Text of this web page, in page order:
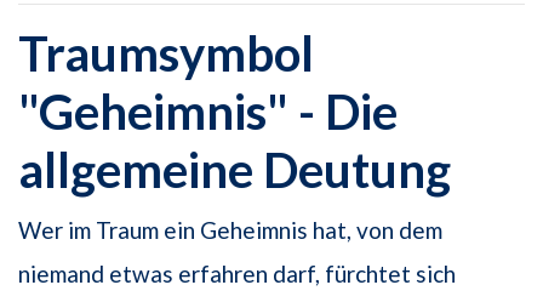
Traumsymbol
"Geheimnis" - Die
allgemeine Deutung
Wer im Traum ein Geheimnis hat, von dem
niemand etwas erfahren darf, fürchtet sich